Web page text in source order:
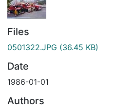
Files
0501322.JPG (36.45 KB)
Date
1986-01-01
Authors